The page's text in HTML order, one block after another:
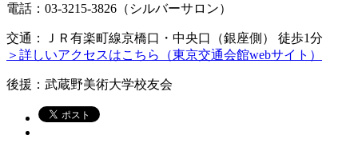
電話：03-3215-3826（シルバーサロン）
交通：ＪＲ有楽町線京橋口・中央口（銀座側） 徒歩1分
＞詳しいアクセスはこちら（東京交通会館webサイト）
後援：武蔵野美術大学校友会